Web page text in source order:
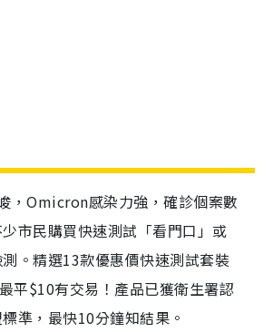
，Omicron感染力強，確診個案數
市民購買快速測試「看門口」或
。精選13款優惠價快速測試套裝
平$10有交易！產品已獲衛生署認
準，最快10分鐘知結果。